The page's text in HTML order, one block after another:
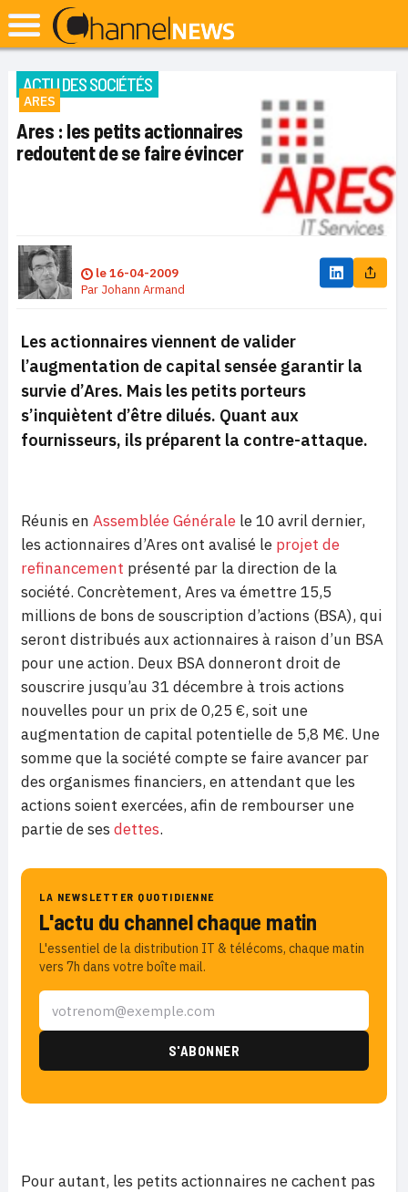
ACTU DES SOCIÉTÉS
ARES
Ares : les petits actionnaires
redoutent de se faire évincer
le16-04-2009
Par Johann Armand
Les actionnaires viennent de valider
l’augmentation de capital sensée garantir la
survie d’Ares. Mais les petits porteurs
s’inquiètent d’être dilués. Quant aux
fournisseurs, ils préparent la contre-attaque.
Réunis en Assemblée Générale le 10 avril dernier,
les actionnaires d’Ares ont avalisé le projet de
refinancement présenté par la direction de la
société. Concrètement, Ares va émettre 15,5
millions de bons de souscription d’actions (BSA), qui
seront distribués aux actionnaires à raison d’un BSA
pour une action. Deux BSA donneront droit de
souscrire jusqu’au 31 décembre à trois actions
nouvelles pour un prix de 0,25 €, soit une
augmentation de capital potentielle de 5,8 M€. Une
somme que la société compte se faire avancer par
des organismes financiers, en attendant que les
actions soient exercées, afin de rembourser une
partie de ses dettes.
LA NEWSLETTER QUOTIDIENNE
L'actu du channel chaque matin
L'essentiel de la distribution IT & télécoms, chaque matin
vers 7h dans votre boîte mail.
Pour autant, les petits actionnaires ne cachent pas